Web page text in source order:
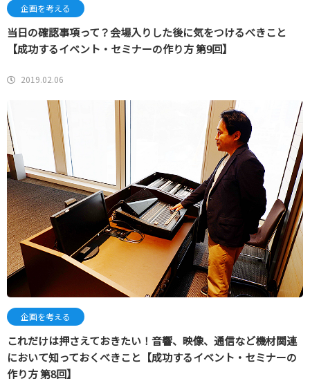
企画を考える
当日の確認事項って？会場入りした後に気をつけるべきこと
【成功するイベント・セミナーの作り方 第9回】
2019.02.06
企画を考える
これだけは押さえておきたい！音響、映像、通信など機材関連
において知っておくべきこと【成功するイベント・セミナーの
作り方 第8回】